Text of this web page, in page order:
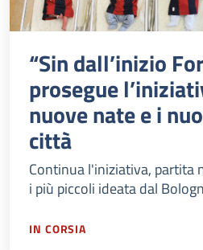
“Sin dall’inizio
prosegue
nuove nate e i
città
Continua l'iniziativa, partita
i più piccoli ideata dal
IN CORSIA